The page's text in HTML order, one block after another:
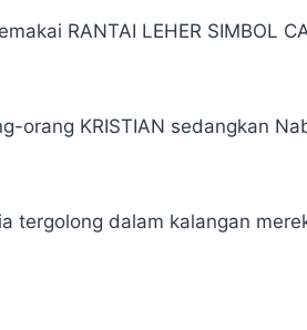
RANTAI LEHER SIMBOL
orang KRISTIAN sedangkan
tergolong dalam kalangan